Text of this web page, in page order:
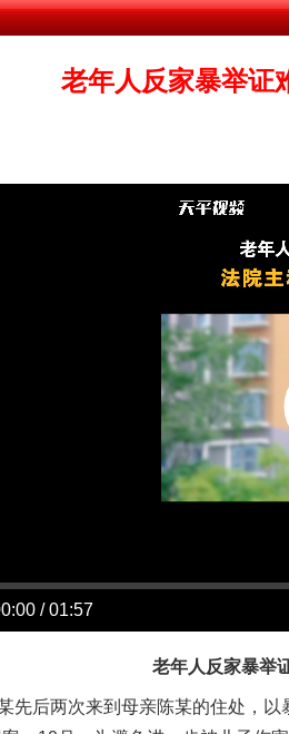
老年人反家暴举证
/ 01:57
老年人反家暴举
后两次来到母亲陈某的住处，以
谢谢